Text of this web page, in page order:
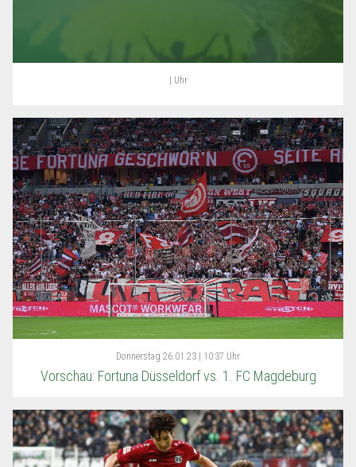
| Uhr
Donnerstag 26.01.23 | 10:37 Uhr
Vorschau: Fortuna Düsseldorf vs. 1. FC Magdeburg